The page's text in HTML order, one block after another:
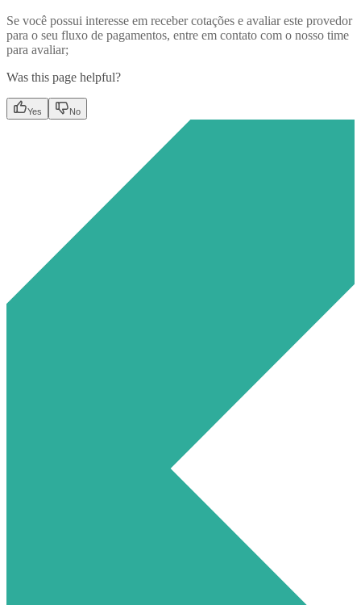
Se você possui interesse em receber cotações e avaliar este provedor
para o seu fluxo de pagamentos, entre em contato com o nosso time
para avaliar;
Was this page helpful?
Yes No